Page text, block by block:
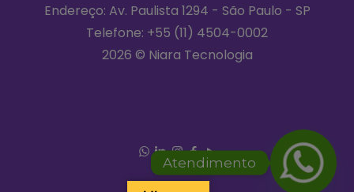
Endereço: Av. Paulista 1294 - São Paulo - SP
Telefone: +55 (11) 4504-0002
2026 © Niara Tecnologia
Atendimento